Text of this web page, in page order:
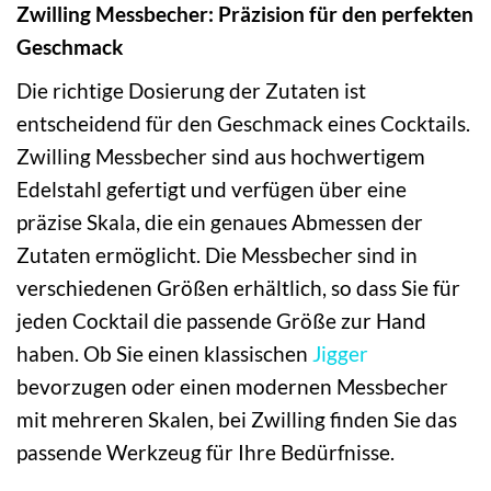
Zwilling Messbecher: Präzision für den perfekten
Geschmack
Die richtige Dosierung der Zutaten ist
entscheidend für den Geschmack eines Cocktails.
Zwilling Messbecher sind aus hochwertigem
Edelstahl gefertigt und verfügen über eine
präzise Skala, die ein genaues Abmessen der
Zutaten ermöglicht. Die Messbecher sind in
verschiedenen Größen erhältlich, so dass Sie für
jeden Cocktail die passende Größe zur Hand
haben. Ob Sie einen klassischen Jigger
bevorzugen oder einen modernen Messbecher
mit mehreren Skalen, bei Zwilling finden Sie das
passende Werkzeug für Ihre Bedürfnisse.